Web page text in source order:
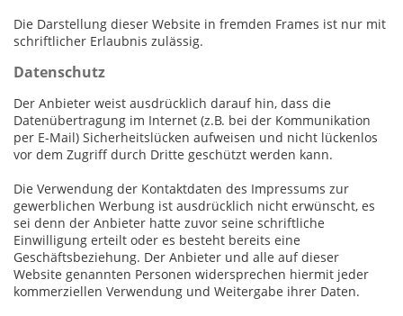
Die Darstellung dieser Website in fremden Frames ist nur mit
schriftlicher Erlaubnis zulässig.
Datenschutz
Der Anbieter weist ausdrücklich darauf hin, dass die
Datenübertragung im Internet (z.B. bei der Kommunikation
per E-Mail) Sicherheitslücken aufweisen und nicht lückenlos
vor dem Zugriff durch Dritte geschützt werden kann.
Die Verwendung der Kontaktdaten des Impressums zur
gewerblichen Werbung ist ausdrücklich nicht erwünscht, es
sei denn der Anbieter hatte zuvor seine schriftliche
Einwilligung erteilt oder es besteht bereits eine
Geschäftsbeziehung. Der Anbieter und alle auf dieser
Website genannten Personen widersprechen hiermit jeder
kommerziellen Verwendung und Weitergabe ihrer Daten.